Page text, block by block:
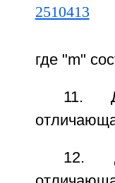
где "m"
11.
12.